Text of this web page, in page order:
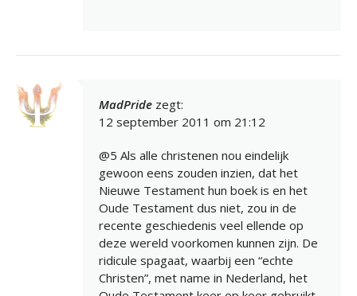
MadPride zegt:
12 september 2011 om 21:12
@5 Als alle christenen nou eindelijk
gewoon eens zouden inzien, dat het
Nieuwe Testament hun boek is en het
Oude Testament dus niet, zou in de
recente geschiedenis veel ellende op
deze wereld voorkomen kunnen zijn. De
ridicule spagaat, waarbij een “echte
Christen”, met name in Nederland, het